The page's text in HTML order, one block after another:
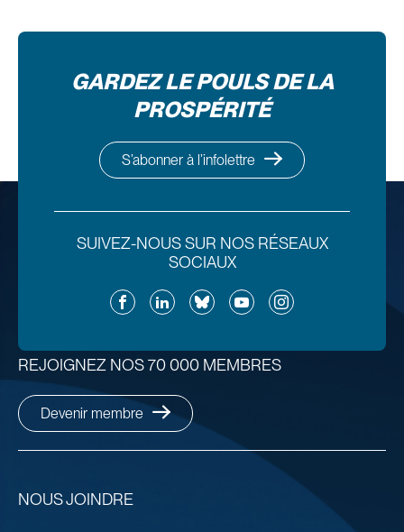
GARDEZ LE POULS DE LA
PROSPÉRITÉ
S’abonner à l’infolettre
SUIVEZ-NOUS SUR NOS RÉSEAUX
SOCIAUX
FacebookLinkedInBlueskyYouTubeInstagram
NOUS JOINDRE
REJOIGNEZ NOS 70 000 MEMBRES
Devenir membre